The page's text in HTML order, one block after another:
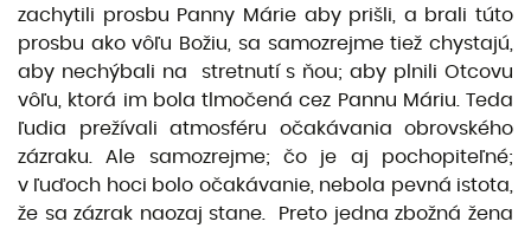
zachytili prosbu Panny Márie aby prišli, a brali túto
prosbu ako vôľu Božiu, sa samozrejme tiež chystajú,
aby nechýbali na stretnutí s ňou; aby plnili Otcovu
vôľu, ktorá im bola tlmočená cez Pannu Máriu. Teda
ľudia prežívali atmosféru očakávania obrovského
zázraku. Ale samozrejme; čo je aj pochopiteľné;
v ľuďoch hoci bolo očakávanie, nebola pevná istota,
že sa zázrak naozaj stane. Preto jedna zbožná žena